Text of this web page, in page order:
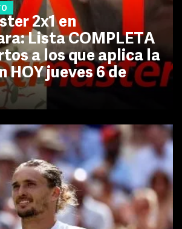
2x1 en
Lista COMPLETA
a los que aplica la
HOY jueves 6 de